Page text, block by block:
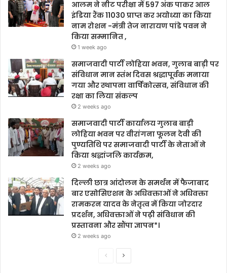
आलम ने नीट परीक्षा में 597 अंक पाकर आल
इंडिया रैंक 11030 प्राप्त कर अयोध्या का किया
नाम रोशन -मंत्री तेज नारायण पांडे पवन ने
किया सम्मानित ,
1 week ago
समाजवादी पार्टी लोहिया भवन, गुलाब बाड़ी पर
संविधान मान स्तंभ दिवस श्रद्धापूर्वक मनाया
गया और स्थापना वार्षिकोत्सव, संविधान की
रक्षा का लिया संकल्प
2 weeks ago
समाजवादी पार्टी कार्यालय गुलाब बाड़ी
लोहिया भवन पर वीरांगना फूलन देवी की
पुण्यतिथि पर समाजवादी पार्टी के नेताओं ने
किया श्रद्धांजलि कार्यक्रम,
2 weeks ago
दिल्ली छात्र आंदोलन के समर्थन में फैजाबाद
बार एसोसिएशन के अधिवक्ताओं ने अधिवक्ता
रामकरन यादव के नेतृत्व में किया जोरदार
प्रदर्शन, अधिवक्ताओं ने पढ़ी संविधान की
प्रस्तावना और सौंपा ज्ञापन*।
2 weeks ago
PreviousNext